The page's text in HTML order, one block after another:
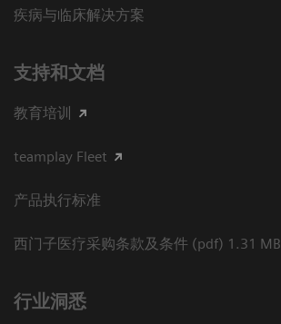
疾病与临床解决方案
支持和文档
教育培训
teamplay Fleet
产品执行标准
西门子医疗采购条款及条件 (pdf) 1.31 MB
行业洞悉